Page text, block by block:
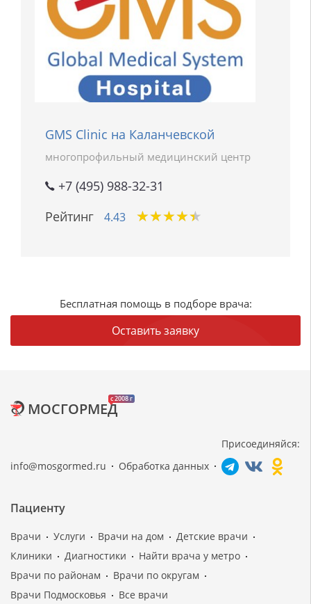
GMS Clinic на Каланчевской
многопрофильный медицинский центр
+7 (495) 988-32-31
Рейтинг
4.43 ★★★★★
★★★★★
Бесплатная помощь в подборе врача:
Оставить заявку
c 2008 г
МОСГОРМЕД
info@mosgormed.ru Обработка данных
Присоединяйся:
Пациенту
Врачи Услуги Врачи на дом
Детские врачи
Клиники
Диагностики
Найти врача у метро
Врачи по районам
Врачи по округам
Врачи Подмосковья
Все врачи